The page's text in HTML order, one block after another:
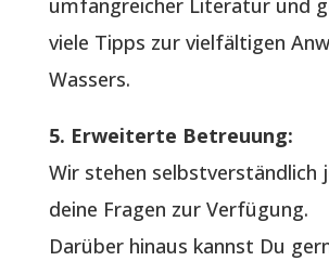
umfangreicher Literatur und
viele Tipps zur vielfältigen
Wassers.
5. Erweiterte Betreuung:
Wir stehen selbstverständlich
deine Fragen zur Verfügung.
Darüber hinaus kannst Du